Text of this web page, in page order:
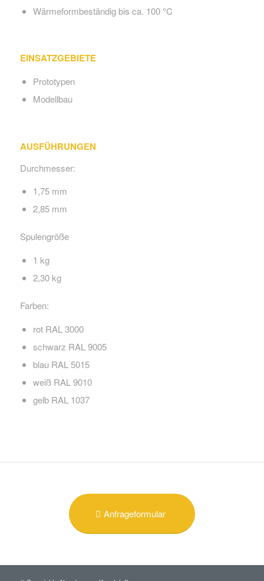
Wärmeformbeständig bis ca. 100 °C
EINSATZGEBIETE
Prototypen
Modellbau
AUSFÜHRUNGEN
Durchmesser:
1,75 mm
2,85 mm
Spulengröße
1 kg
2,30 kg
Farben:
rot RAL 3000
schwarz RAL 9005
blau RAL 5015
weiß RAL 9010
gelb RAL 1037
Anfrageformular